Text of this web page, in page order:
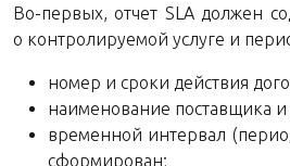
Во-пер­вых, отчет SLA дол­жен
о кон­тро­ли­ру­е­мой услу­ге и
номер и сроки дей­ствия
на­име­но­ва­ние по­став­щи­ка и
вре­мен­ной ин­тер­вал
сформирован;